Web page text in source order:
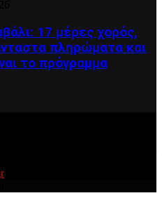
17 μέρες χορός,
πληρώματα και
το πρόγραμμα